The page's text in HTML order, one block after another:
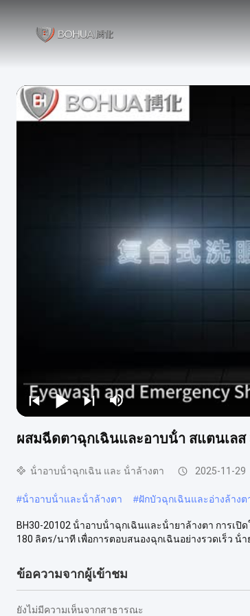
ผสมฉีดตาฉุกเฉินและอาบน้ํา สแตนเลส
น้ําอาบน้ําฉุกเฉิน และ น้ําล้างตา 2025-11-29
#น้ําอาบน้ําและน้ําล้างตา #ฝักบัวฉุกเฉินและอ่างล้างต
BH30-20102 น้ําอาบน้ําฉุกเฉินและน้ํายาล้างตา การเปิ
180 ลิตร/นาที เพื่อการตอบสนองฉุกเฉินอย่างรวดเร็ว น้ํา
ข้อความจากผู้เข้าชม
ยังไม่มีความเห็นจากสาธารณะ